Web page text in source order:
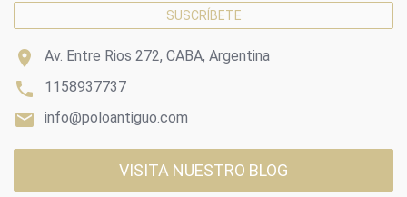
 Av. Entre Rios 272, CABA, Argentina
 1158937737
 info@poloantiguo.com
VISITA NUESTRO BLOG